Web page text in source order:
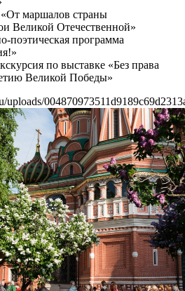
маршалов страны
Великой Отечественной»
поэтическая программа
по выставке «Без права
Великой Победы»
uploads/